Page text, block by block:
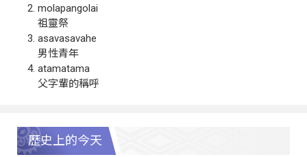
molapangolai
祖靈祭
asavasavahe
男性青年
atamatama
父字輩的稱呼
歷史上的今天